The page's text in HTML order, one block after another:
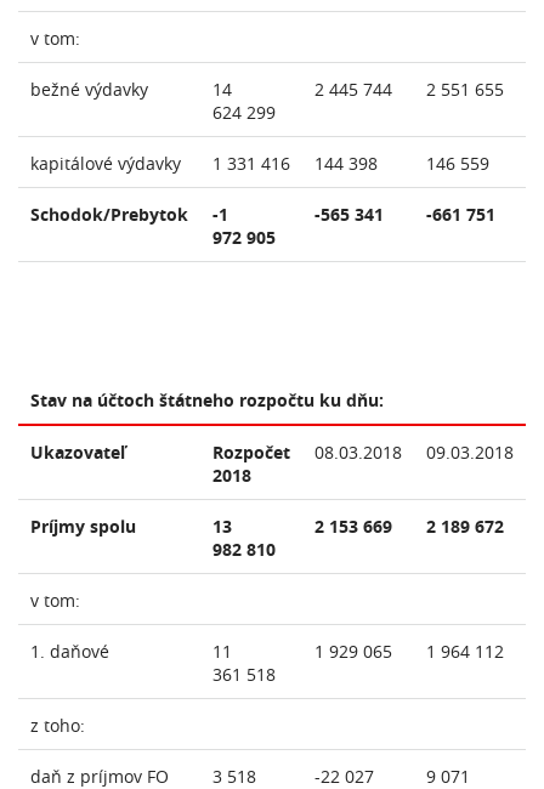
v tom:
bežné výdavky
14
624 299
2 445 744 2 551 655
kapitálové výdavky 1 331 416 144 398 146 559
Schodok/Prebytok
-1
972 905
-565 341 -661 751
Stav na účtoch štátneho rozpočtu ku dňu:
Ukazovateľ
Rozpočet
2018
08.03.2018 09.03.2018
Príjmy spolu
13
982 810
2 153 669 2 189 672
v tom:
1. daňové
11
361 518
1 929 065 1 964 112
z toho:
daň z príjmov FO 3 518 -22 027 9 071